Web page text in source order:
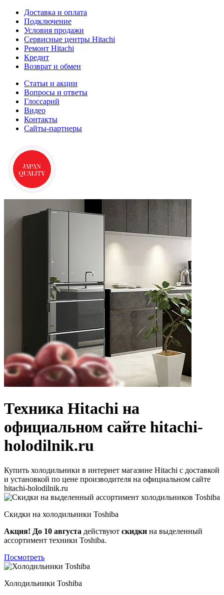
Доставка и оплата
Подключение
Условия продажи
Сервисные центры Hitachi
Ремонт Hitachi
Кредит
Возврат и обмен
Cтатьи и акции
Вопросы и ответы
Глоссарий
Видео
Контакты
Сайты-партнеры
Техника Hitachi на
официальном сайте hitachi-
holodilnik.ru
Купить холодильники в интернет магазине Hitachi с доставкой
и установкой по цене производителя на официальном сайте
hitachi-holodilnik.ru
Скидки на холодильники Toshiba
Акция! До 10 августа действуют скидки на выделенный
ассортимент техники Toshiba.
Посмотреть
Холодильники Toshiba